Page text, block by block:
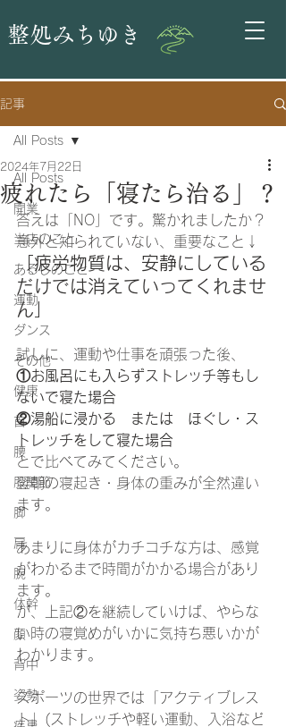
整処みちゆき
記事
All Posts
開業
当店のこと
あるじのこと
運動
ダンス
その他
健康
首
腰
股関節
脚
肩
腕
体幹
顔
背中
姿勢
All Posts
疲れたら「寝たら治る」？
2024年7月22日
答えは「NO」です。驚かれましたか？
意外と知られていない、 重要なこと↓
「疲労物質は、安静にしている
だけでは消えていってくれませ
ん」
試しに、運動や仕事を頑張った後、
①お風呂にも入らずストレッチ等もし
ないで寝た場合
②湯船に浸かる　または　ほぐし・ス
トレッチをして寝た場合
とで比べてみてください。
翌朝の寝起き・身体の重みが全然違い
ます。
あまりに身体がカチコチな方は、感覚
がわかるまで時間がかかる場合があり
ます。
が、上記②を継続していけば、やらな
い時の寝覚めがいかに気持ち悪いかが
わかります。
スポーツの世界では「アクティブレス
ト」(ストレッチや軽い運動、入浴など